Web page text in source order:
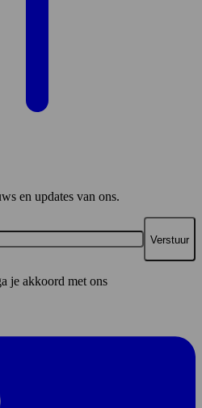
en updates van ons.
je akkoord met ons